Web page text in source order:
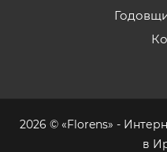
2026 © «Florens» -
в